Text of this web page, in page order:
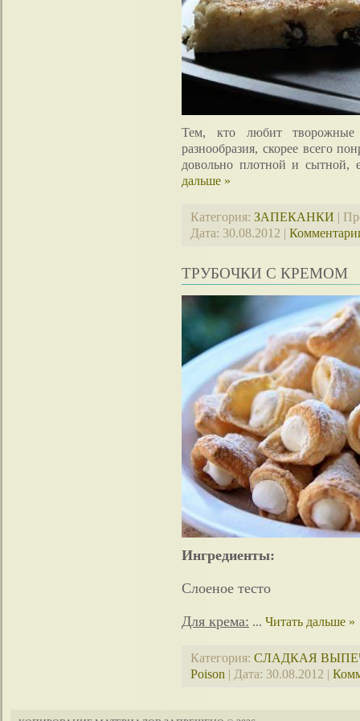
Тем, кто любит творожные
разнообразия, скорее всего
довольно плотной и сытной,
дальше »
Категория: ЗАПЕКАНКИ |
Дата: 30.08.2012 |
ТРУБОЧКИ С КРЕМОМ
Ингредиенты:
Слоеное тесто
Для крема: ... Читать дальше »
Категория: СЛАДКАЯ
Poison | Дата: 30.08.2012 |